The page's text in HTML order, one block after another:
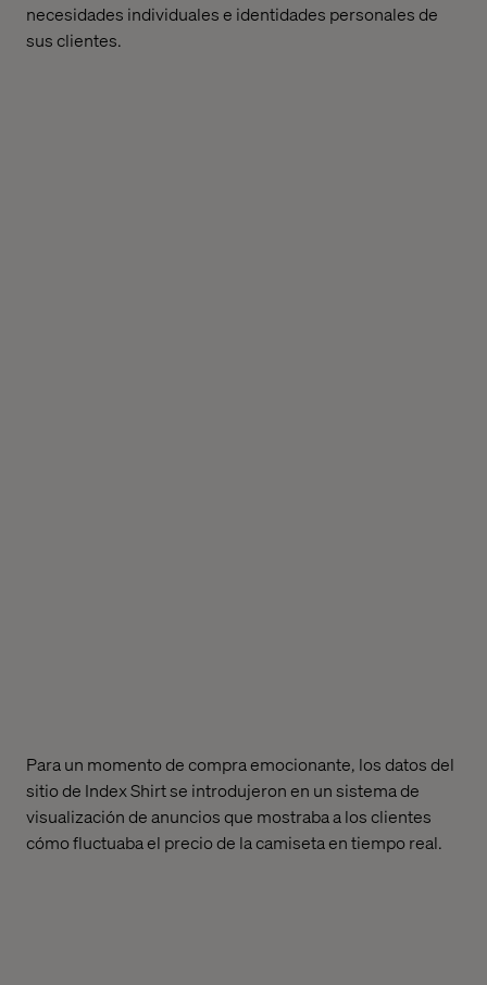
necesidades individuales e identidades personales de
sus clientes.
Para un momento de compra emocionante, los datos del
sitio de Index Shirt se introdujeron en un sistema de
visualización de anuncios que mostraba a los clientes
cómo fluctuaba el precio de la camiseta en tiempo real.